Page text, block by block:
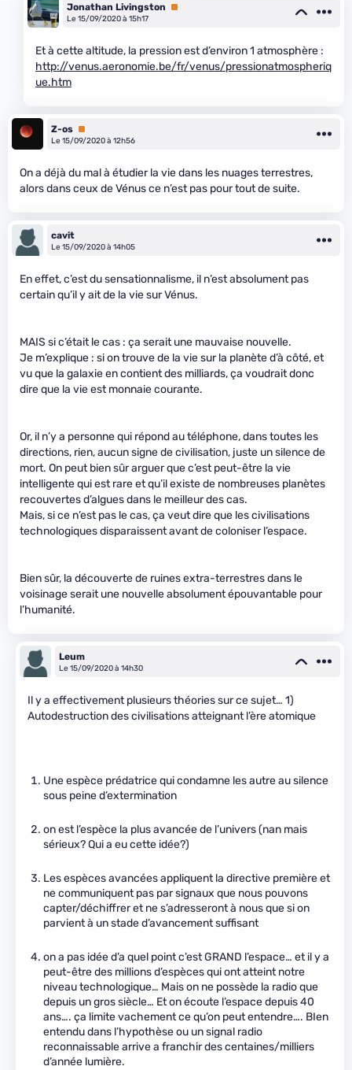
Jonathan Livingston
Premium
Le 15/09/2020 à 15h17
Et à cette altitude, la pression est d’environ 1 atmosphère :
http://venus.aeronomie.be/fr/venus/pressionatmospheriq
ue.htm
Z-os Premium
Le 15/09/2020 à 12h56
On a déjà du mal à étudier la vie dans les nuages terrestres,
alors dans ceux de Vénus ce n’est pas pour tout de suite.
cavit
Le 15/09/2020 à 14h05
En effet, c’est du sensationnalisme, il n’est absolument pas
certain qu’il y ait de la vie sur Vénus.
MAIS si c’était le cas : ça serait une mauvaise nouvelle.
Je m’explique : si on trouve de la vie sur la planète d’à côté, et
vu que la galaxie en contient des milliards, ça voudrait donc
dire que la vie est monnaie courante.
Or, il n’y a personne qui répond au téléphone, dans toutes les
directions, rien, aucun signe de civilisation, juste un silence de
mort. On peut bien sûr arguer que c’est peut-être la vie
intelligente qui est rare et qu’il existe de nombreuses planètes
recouvertes d’algues dans le meilleur des cas.
Mais, si ce n’est pas le cas, ça veut dire que les civilisations
technologiques disparaissent avant de coloniser l’espace.
Bien sûr, la découverte de ruines extra-terrestres dans le
voisinage serait une nouvelle absolument épouvantable pour
l’humanité.
Leum
Le 15/09/2020 à 14h30
Il y a effectivement plusieurs théories sur ce sujet… 1)
Autodestruction des civilisations atteignant l’ère atomique
Une espèce prédatrice qui condamne les autre au silence
sous peine d’extermination
on est l’espèce la plus avancée de l’univers (nan mais
sérieux? Qui a eu cette idée?)
Les espèces avancées appliquent la directive première et
ne communiquent pas par signaux que nous pouvons
capter/déchiffrer et ne s’adresseront à nous que si on
parvient à un stade d’avancement suffisant
on a pas idée d’a quel point c’est GRAND l’espace… et il y a
peut-être des millions d’espèces qui ont atteint notre
niveau technologique… Mais on ne possède la radio que
depuis un gros siècle… Et on écoute l’espace depuis 40
ans…. ça limite vachement ce qu’on peut entendre…. BIen
entendu dans l’hypothèse ou un signal radio
reconnaissable arrive a franchir des centaines/milliers
d’année lumière.